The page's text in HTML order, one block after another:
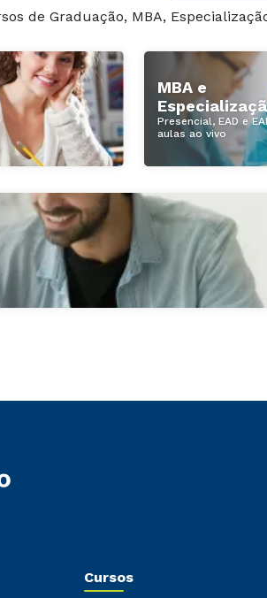
de Graduação, MBA,
MBA e
Presencial, EAD e
aulas ao vivo
Cursos